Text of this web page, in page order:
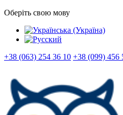
Оберіть свою мову
+38 (063) 254 36 10 +38 (099) 456